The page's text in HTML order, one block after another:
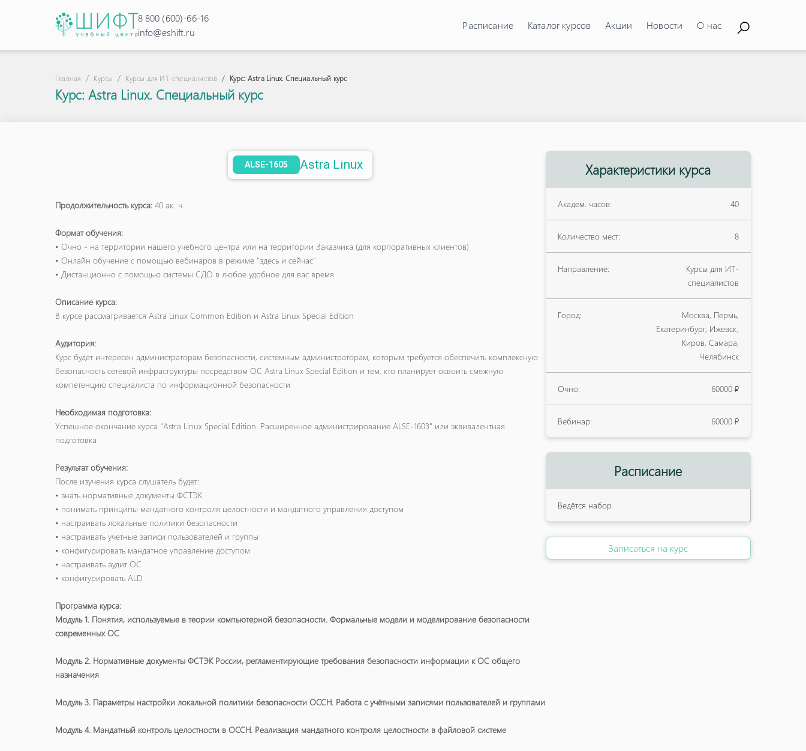
8 800 (600)-66-16
info@eshift.ru
Расписание Каталог курсов Акции Новости О нас
Главная Курсы Курсы для ИТ-специалистов Курс: Astra Linux. Специальный курс
Курс: Astra Linux. Специальный курс
ALSE-1605 Astra Linux
Продолжительность курса: 40 ак. ч.
Формат обучения:
• Очно - на территории нашего учебного центра или на территории Заказчика (для корпоративных клиентов)
• Онлайн обучение с помощью вебинаров в режиме "здесь и сейчас"
• Дистанционно с помощью системы СДО в любое удобное для вас время
Описание курса:
В курсе рассматривается Astra Linux Common Edition и Astra Linux Special Edition
Аудитория:
Курс будет интересен администраторам безопасности, системным администраторам, которым требуется обеспечить комплексную
безопасность сетевой инфраструктуры посредством ОС Astra Linux Special Edition и тем, кто планирует освоить смежную
компетенцию специалиста по информационной безопасности
Необходимая подготовка:
Успешное окончание курса "Astra Linux Special Edition. Расширенное администрирование ALSE-1603" или эквивалентная
подготовка
Результат обучения:
После изучения курса слушатель будет:
• знать нормативные документы ФСТЭК
• понимать принципы мандатного контроля целостности и мандатного управления доступом
• настраивать локальные политики безопасности
• настраивать учетные записи пользователей и группы
• конфигурировать мандатное управление доступом
• настраивать аудит ОС
• конфигурировать ALD
Программа курса:
Модуль 1. Понятия, используемые в теории компьютерной безопасности. Формальные модели и моделирование безопасности
современных ОС
Модуль 2. Нормативные документы ФСТЭК России, регламентирующие требования безопасности информации к ОС общего
назначения
Модуль 3. Параметры настройки локальной политики безопасности ОССН. Работа с учётными записями пользователей и группами
Модуль 4. Мандатный контроль целостности в ОССН. Реализация мандатного контроля целостности в файловой системе
Характеристики курса
Академ. часов: 40
Количество мест: 8
Направление:
Курсы для ИТ-
специалистов
Город:
Москва, Пермь,
Екатеринбург, Ижевск,
Киров, Самара,
Челябинск
Очно: 60000 ₽
Вебинар: 60000 ₽
Расписание
Ведётся набор
Записаться на курс